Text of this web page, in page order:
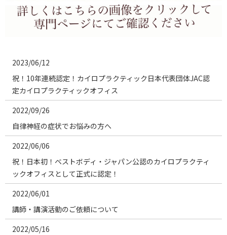
2023/06/12
祝！10年連続認定！カイロプラクティック日本代表団体JAC認
定カイロプラクティックオフィス
2022/09/26
自律神経の症状でお悩みの方へ
2022/06/06
祝！日本初！ベストボディ・ジャパン公認のカイロプラクティ
ックオフィスとして正式に認定！
2022/06/01
講師・講演活動のご依頼について
2022/05/16